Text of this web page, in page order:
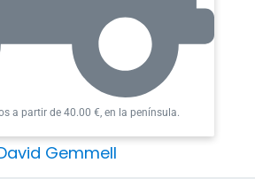
a partir de 40.00 €, en la península.
Gemmell